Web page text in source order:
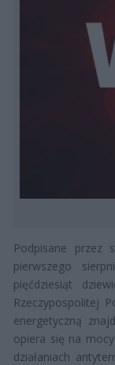
Podpisane przez
pierwszego
pięćdziesiąt
Rzeczypospolitej
energetyczną
opiera się na
działaniach